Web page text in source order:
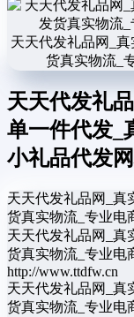
天天代发礼品网_
货真实物流_
天天代发礼
单一件代发_
小礼品代发
天天代发礼品网_真
货真实物流_专业电
天天代发礼品网_真
货真实物流_专业电
http://www.ttdfw.cn
天天代发礼品网_真
货真实物流_专业电